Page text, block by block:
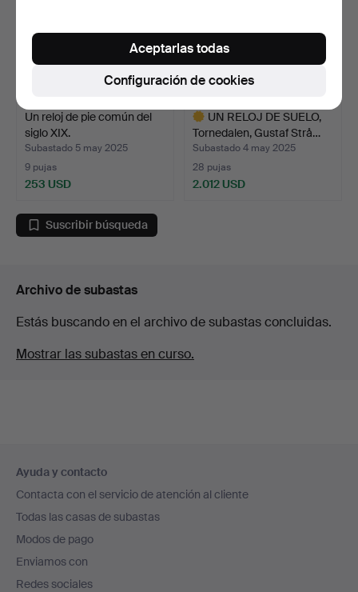
Un reloj de pie común del
siglo XIX.
Subastado 5 may 2025
9 pujas
253 USD
UN RELOJ DE SUELO,
Tornedalen, Gustaf Strå…
Subastado 4 may 2025
28 pujas
2.012 USD
Suscribir búsqueda
Archivo de subastas
Estás buscando en el archivo de subastas concluidas.
Mostrar las subastas en curso.
en
el
pie
de
página
Ayuda y contacto
Contacta con el servicio de atención al cliente
Todas las casas de subastas
Modos de pago
Enviamos con
Redes sociales
Configuración de cookies
Aceptarlas todas